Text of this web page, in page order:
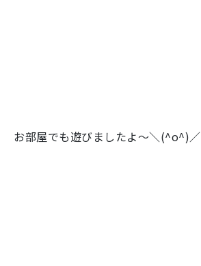
お部屋でも遊びましたよ～＼(^o^)／